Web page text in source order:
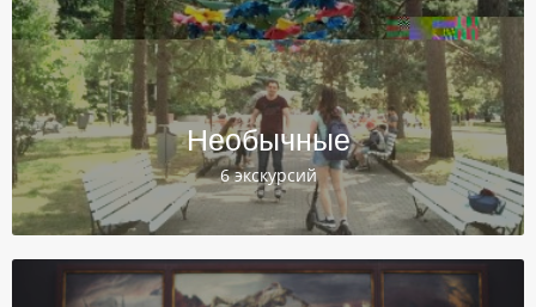
Необычные
6 экскурсий